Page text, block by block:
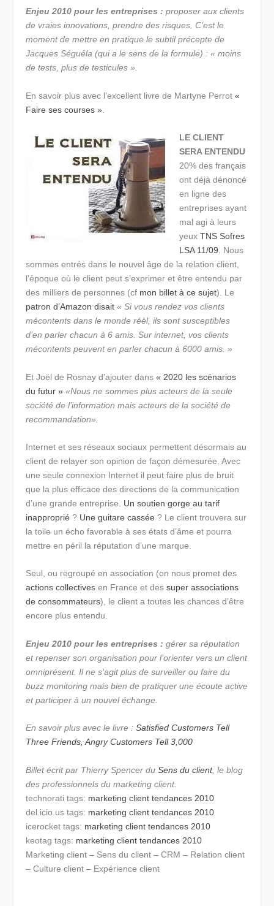
Enjeu 2010 pour les entreprises :proposer aux clients
de vraies innovations, prendre des risques. C’est le
moment de mettre en pratique le subtil précepte de
Jacques Séguéla (qui a le sens de la formule) : « moins
de tests, plus de testicules ».
En savoir plus avec l’excellent livre de Martyne Perrot«
Faire ses courses »
LE CLIENT
SERA ENTENDU
20% des français
ont déjà dénoncé
en ligne des
entreprises ayant
mal agi à leurs
yeuxTNS Sofres
LSA 11/09. Nous
sommes entrés dans le nouvel âge de la relation client,
l’époque où le client peut s’exprimer et être entendu par
des milliers de personnes (cf mon billet à ce sujet). Le
patron d’Amazon disait « Si vous rendez vos clients
mécontents dans le monde réèl, ils sont susceptibles
d’en parler chacun à 6 amis. Sur internet, vos clients
mécontents peuvent en parler chacun à 6000 amis. »
Et Joël de Rosnay d’ajouter dans« 2020 les scénarios
du futur » «Nous ne sommes plus acteurs de la seule
société de l’information mais acteurs de la société de
recommandation».
Internet et ses réseaux sociaux permettent désormais au
client de relayer son opinion de façon démesurée. Avec
une seule connexion Internet il peut faire plus de bruit
que la plus efficace des directions de la communication
d’une grande entreprise. Un soutien gorge au tarif
inapproprié ? Une guitare cassée ? Le client trouvera sur
la toile un écho favorable à ses états d’âme et pourra
mettre en péril la réputation d’une marque.
Seul, ou regroupé en association (on nous promet des
actions collectives en France et dessuper associations
de consommateurs), le client a toutes les chances d’être
encore plus entendu.
Enjeu 2010 pour les entreprises : gérer sa réputation
et repenser son organisation pour l’orienter vers un client
omniprésent. Il ne s’agit plus de surveiller ou faire du
buzz monitoring mais bien de pratiquer une écoute active
et participer à un nouvel échange.
En savoir plus avec le livre :Satisfied Customers Tell
Three Friends, Angry Customers Tell 3,000
Billet écrit par Thierry Spencer duSens du client, le blog
des professionnels du marketing client.
technorati tags: marketing client tendances 2010
del.icio.us tags: marketing client tendances 2010
icerocket tags: marketing client tendances 2010
keotag tags: marketing client tendances 2010
Marketing client – Sens du client – CRM – Relation client
– Culture client – Expérience client